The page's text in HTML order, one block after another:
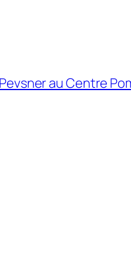
Pevsner au Centre